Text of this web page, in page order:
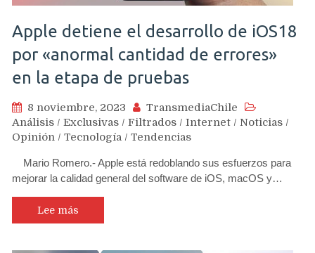
Apple detiene el desarrollo de iOS18
por «anormal cantidad de errores»
en la etapa de pruebas
8 noviembre, 2023
TransmediaChile
Análisis / Exclusivas / Filtrados / Internet / Noticias /
Opinión / Tecnología / Tendencias
Mario Romero.- Apple está redoblando sus esfuerzos para
mejorar la calidad general del software de iOS, macOS y…
Lee más